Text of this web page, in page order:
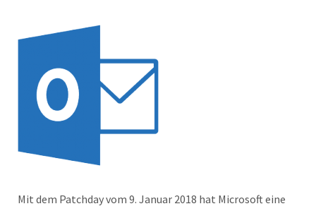
Mit dem Patchday vom 9. Januar 2018 hat Microsoft eine